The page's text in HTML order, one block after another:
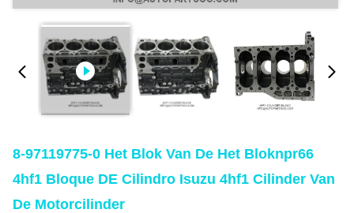
8-97119775-0 Het Blok Van De Het Bloknpr66
4hf1 Bloque DE Cilindro Isuzu 4hf1 Cilinder Van
De Motorcilinder